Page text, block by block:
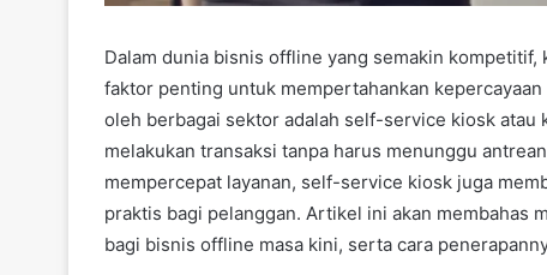
Dalam dunia bisnis offline yang semakin
faktor penting untuk mempertahankan
oleh berbagai sektor adalah self-service kiosk
melakukan transaksi tanpa harus menunggu
mempercepat layanan, self-service kiosk juga
praktis bagi pelanggan. Artikel ini akan membahas
bagi bisnis offline masa kini, serta cara